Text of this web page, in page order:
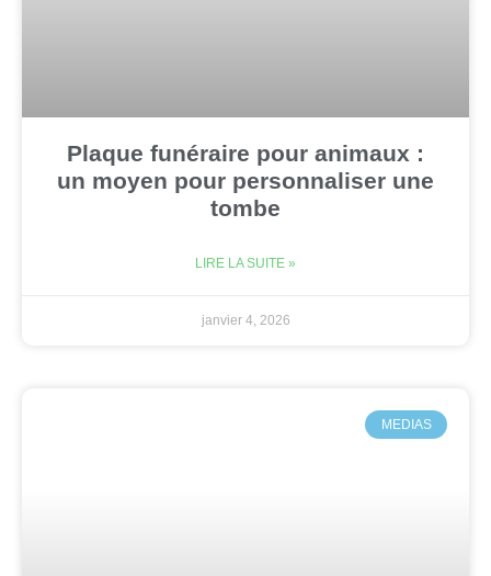
Plaque funéraire pour animaux :
un moyen pour personnaliser une
tombe
LIRE LA SUITE »
janvier 4, 2026
MEDIAS